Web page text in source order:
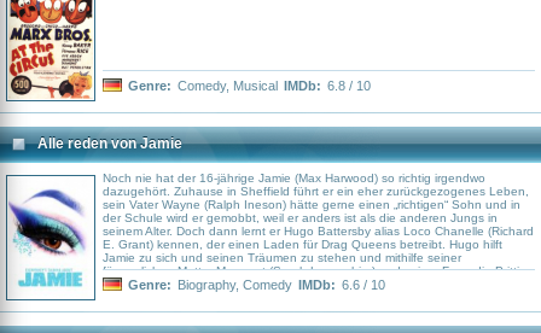
Genre: Comedy, Musical IMDb: 6.8 / 10
Alle reden von Jamie
Noch nie hat der 16-jährige Jamie (Max Harwood) so richtig irgendwo
dazugehört. Zuhause in Sheffield führt er ein eher zurückgezogenes Leben,
sein Vater Wayne (Ralph Ineson) hätte gerne einen „richtigen“ Sohn und in
der Schule wird er gemobbt, weil er anders ist als die anderen Jungs in
seinem Alter. Doch dann lernt er Hugo Battersby alias Loco Chanelle (Richard
E. Grant) kennen, der einen Laden für Drag Queens betreibt. Hugo hilft
Jamie zu sich und seinen Träumen zu stehen und mithilfe seiner
fürsorglichen Mutter Margaret (Sarah Lancashire) und seiner Freundin Pritti
Pasha (Lauren Patel), auf die er sich immer verlassen kann, legt er seine
Queen auf die Bühne und präsentiert eine völlig neue Version seiner selbst.
Spielfilmadaption des gleichnamigen Musicals.
Genre: Biography, Comedy IMDb: 6.6 / 10